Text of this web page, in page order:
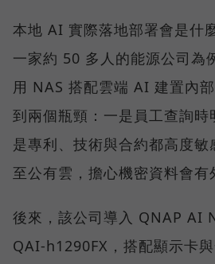
本地 AI 實際落地部署會是什
一家約 50 多人的能源公司為
用 NAS 搭配雲端 AI 建置內
到兩個瓶頸：一是員工查詢時
是專利、技術與合約都高度
至公有雲，擔心機密資料會有
後來，該公司導入 QNAP AI
QAI-h1290FX，搭配顯示卡